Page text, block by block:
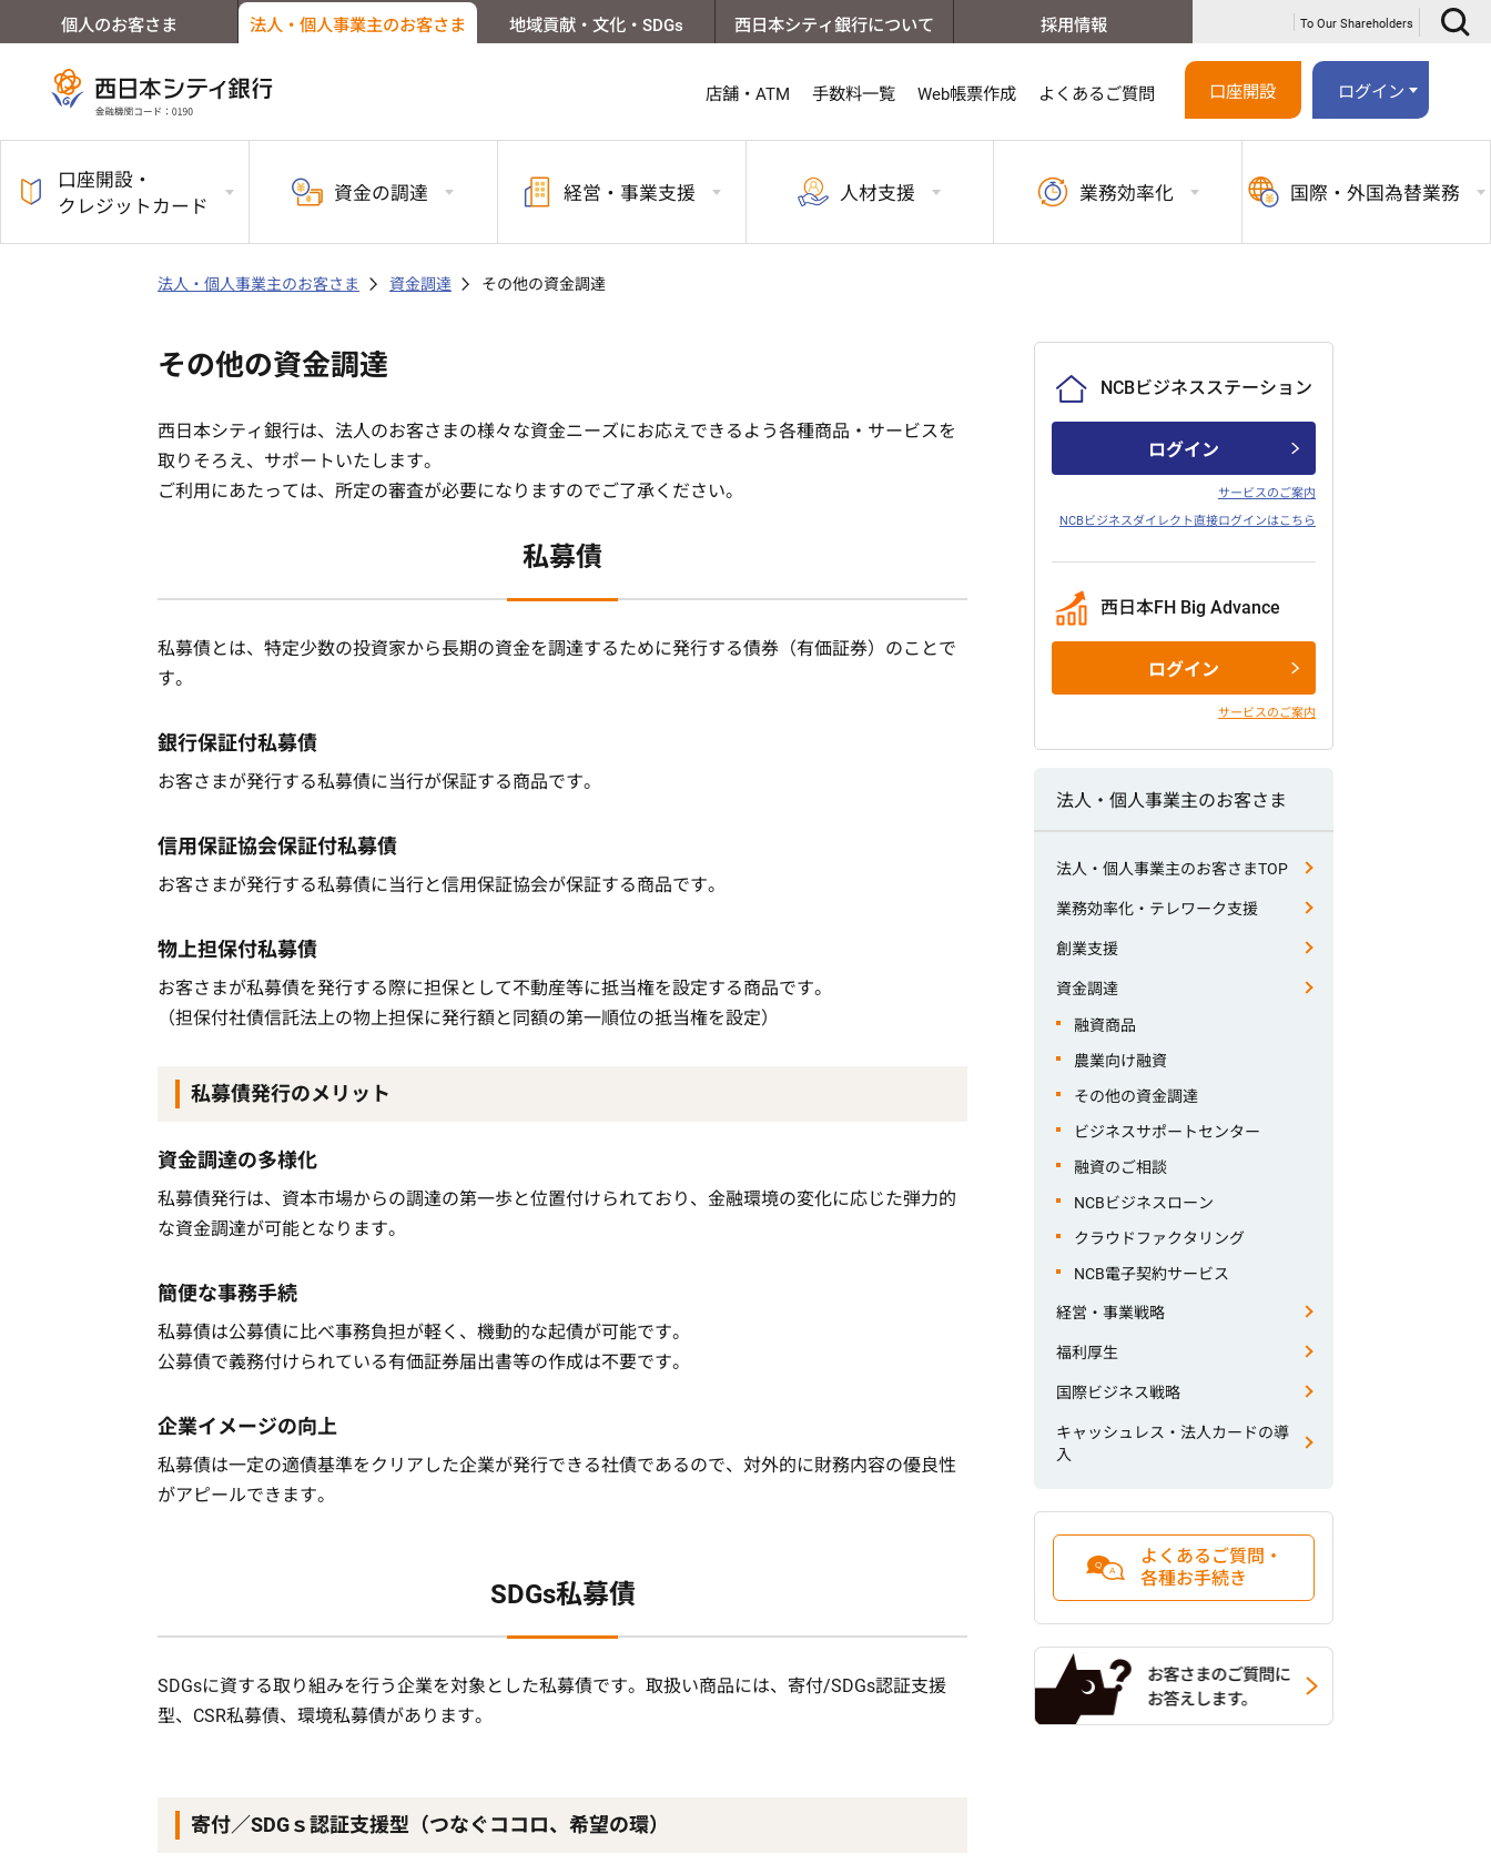
個人のお客さま 法人・個人事業主のお客さま 地域貢献・文化・SDGs 西日本シティ銀行について 採用情報 To Our Shareholders
店舗・ATM 手数料一覧 Web帳票作成 よくあるご質問 口座開設 ログイン
口座開設・
クレジットカード
資金の調達 経営・事業支援 人材支援 業務効率化 国際・外国為替業務
法人・個人事業主のお客さま 資金調達 その他の資金調達
その他の資金調達
西日本シティ銀行は、法人のお客さまの様々な資金ニーズにお応えできるよう各種商品・サービスを
取りそろえ、サポートいたします。
ご利用にあたっては、所定の審査が必要になりますのでご了承ください。
私募債
私募債とは、特定少数の投資家から長期の資金を調達するために発行する債券（有価証券）のことで
す。
銀行保証付私募債
お客さまが発行する私募債に当行が保証する商品です。
信用保証協会保証付私募債
お客さまが発行する私募債に当行と信用保証協会が保証する商品です。
物上担保付私募債
お客さまが私募債を発行する際に担保として不動産等に抵当権を設定する商品です。
（担保付社債信託法上の物上担保に発行額と同額の第一順位の抵当権を設定）
私募債発行のメリット
資金調達の多様化
私募債発行は、資本市場からの調達の第一歩と位置付けられており、金融環境の変化に応じた弾力的
な資金調達が可能となります。
簡便な事務手続
私募債は公募債に比べ事務負担が軽く、機動的な起債が可能です。
公募債で義務付けられている有価証券届出書等の作成は不要です。
企業イメージの向上
私募債は一定の適債基準をクリアした企業が発行できる社債であるので、対外的に財務内容の優良性
がアピールできます。
SDGs私募債
SDGsに資する取り組みを行う企業を対象とした私募債です。取扱い商品には、寄付/SDGs認証支援
型、CSR私募債、環境私募債があります。
寄付／SDGｓ認証支援型（つなぐココロ、希望の環）
NCBビジネスステーション
ログイン
サービスのご案内
NCBビジネスダイレクト直接ログインはこちら
西日本FH Big Advance
ログイン
サービスのご案内
法人・個人事業主のお客さま
法人・個人事業主のお客さまTOP
業務効率化・テレワーク支援
創業支援
資金調達
融資商品
農業向け融資
その他の資金調達
ビジネスサポートセンター
融資のご相談
NCBビジネスローン
クラウドファクタリング
NCB電子契約サービス
経営・事業戦略
福利厚生
国際ビジネス戦略
キャッシュレス・法人カードの導
入
よくあるご質問・
各種お手続き